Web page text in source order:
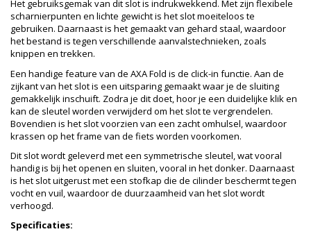
Het gebruiksgemak van dit slot is indrukwekkend. Met zijn flexibele
scharnierpunten en lichte gewicht is het slot moeiteloos te
gebruiken. Daarnaast is het gemaakt van gehard staal, waardoor
het bestand is tegen verschillende aanvalstechnieken, zoals
knippen en trekken.
Een handige feature van de AXA Fold is de click-in functie. Aan de
zijkant van het slot is een uitsparing gemaakt waar je de sluiting
gemakkelijk inschuift. Zodra je dit doet, hoor je een duidelijke klik en
kan de sleutel worden verwijderd om het slot te vergrendelen.
Bovendien is het slot voorzien van een zacht omhulsel, waardoor
krassen op het frame van de fiets worden voorkomen.
Dit slot wordt geleverd met een symmetrische sleutel, wat vooral
handig is bij het openen en sluiten, vooral in het donker. Daarnaast
is het slot uitgerust met een stofkap die de cilinder beschermt tegen
vocht en vuil, waardoor de duurzaamheid van het slot wordt
verhoogd.
Specificaties: